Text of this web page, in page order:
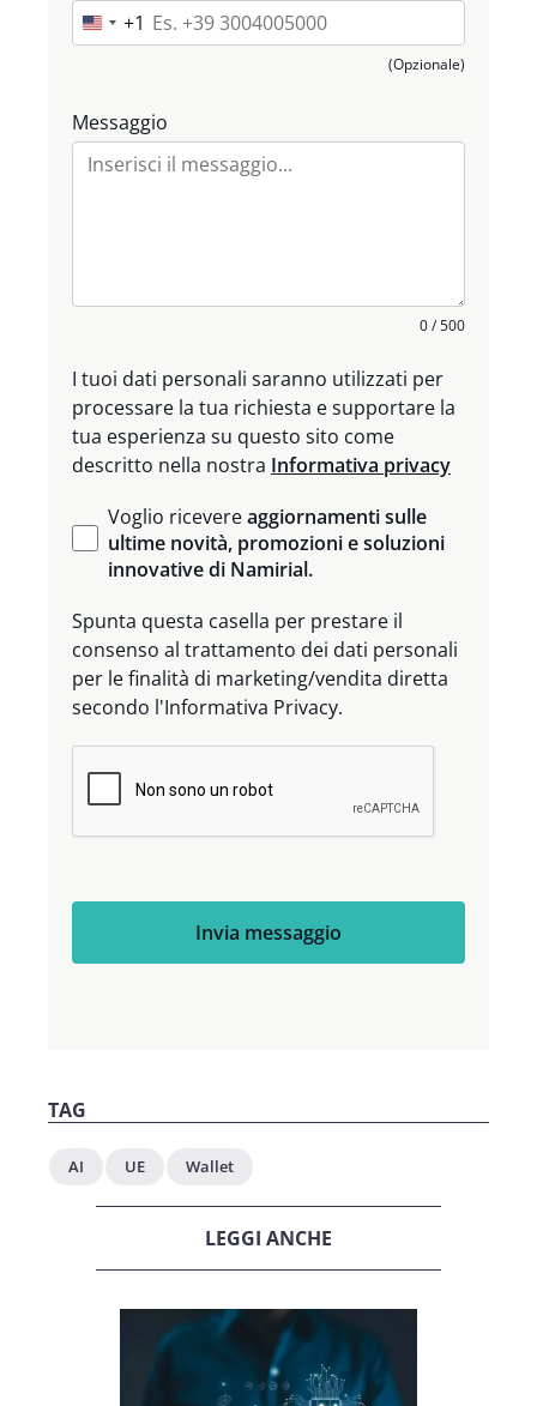
U
t
e
d
+
1
+1
(Opzionale)
Messaggio
0 / 500
I tuoi dati personali saranno utilizzati per
processare la tua richiesta e supportare la
tua esperienza su questo sito come
descritto nella nostra Informativa privacy
Voglio ricevereaggiornamenti sulle
ultime novità, promozioni e soluzioni
innovative di Namirial.
Spunta questa casella per prestare il
consenso al trattamento dei dati personali
per le finalità di marketing/vendita diretta
secondo l'Informativa Privacy.
Invia messaggio
TAG
AI UE Wallet
LEGGI ANCHE